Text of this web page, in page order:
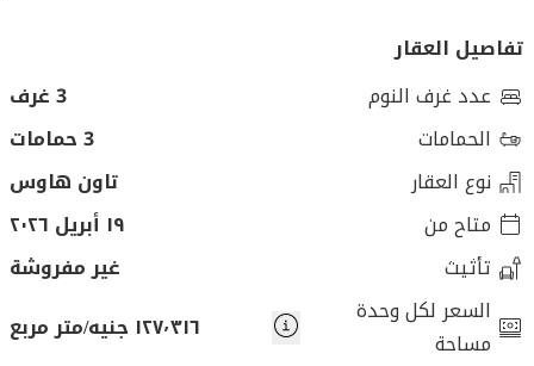
تفاصيل العقار
عدد غرف النوم
3 غرف
الحمامات
3 حمامات
نوع العقار
تاون هاوس
متاح من
١٩ أبريل ٢٠٢٦
تأثيث
غير مفروشة
السعر لكل وحدة
مساحة
١٢٧٬٣١٦ جنيه/متر مربع